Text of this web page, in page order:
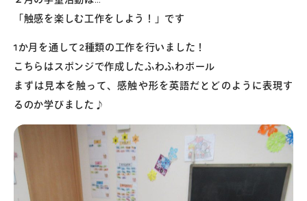
「触感を楽しむ工作をしよう！」です
1か月を通して2種類の工作を行いました！
こちらはスポンジで作成したふわふわボール
まずは見本を触って、感触や形を英語だとどのように表現す
るのか学びました♪